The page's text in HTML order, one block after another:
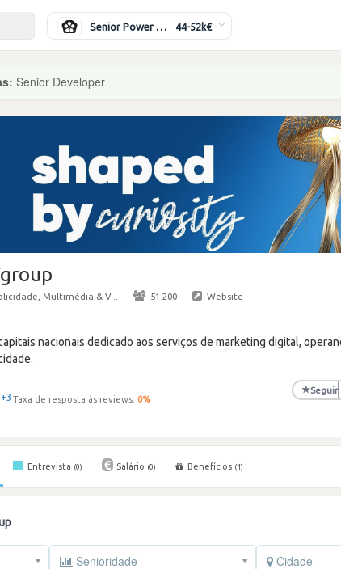
Senior Power Systems Engineer 44-52k€
Senior Developer
Multimédia & V... · 51-200 · Website
nacionais dedicado aos serviços de marketing digital,
+3 Taxa de resposta às reviews: 0%
★Seguir
Entrevista (0) Salário (0) Benefícios (1)
Senioridade Cidade